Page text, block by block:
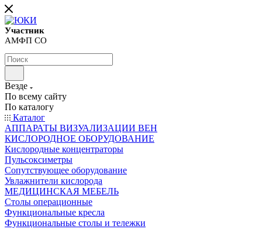
Участник
АМФП СО
Везде
По всему сайту
По каталогу
Каталог
АППАРАТЫ ВИЗУАЛИЗАЦИИ ВЕН
КИСЛОРОДНОЕ ОБОРУДОВАНИЕ
Кислородные концентраторы
Пульсоксиметры
Сопутствующее оборудование
Увлажнители кислорода
МЕДИЦИНСКАЯ МЕБЕЛЬ
Столы операционные
Функциональные кресла
Функциональные столы и тележки